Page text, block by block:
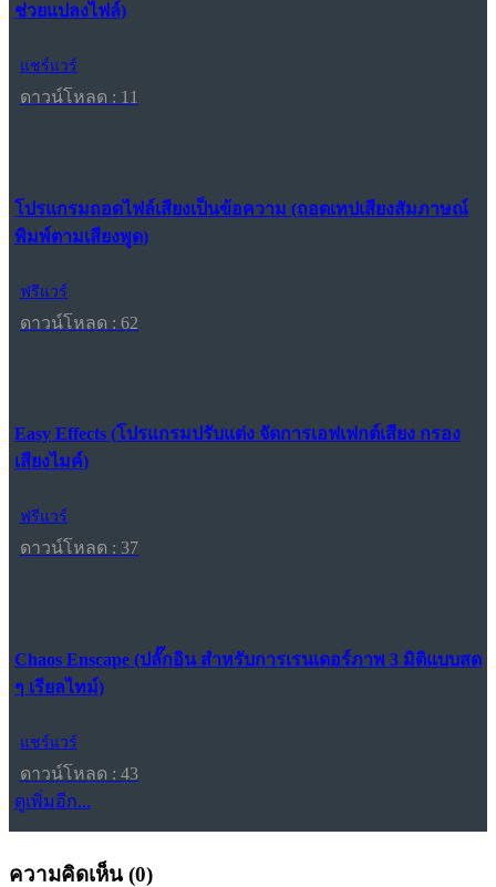
ช่วยแปลงไฟล์)
แชร์แวร์
ดาวน์โหลด : 11
โปรแกรมถอดไฟล์เสียงเป็นข้อความ (ถอดเทปเสียงสัมภาษณ์
พิมพ์ตามเสียงพูด)
ฟรีแวร์
ดาวน์โหลด : 62
Easy Effects (โปรแกรมปรับแต่ง จัดการเอฟเฟกต์เสียง กรอง
เสียงไมค์)
ฟรีแวร์
ดาวน์โหลด : 37
Chaos Enscape (ปลั๊กอิน สำหรับการเรนเดอร์ภาพ 3 มิติแบบสด
ๆ เรียลไทม์)
แชร์แวร์
ดาวน์โหลด : 43
ดูเพิ่มอีก...
ความคิดเห็น (0)